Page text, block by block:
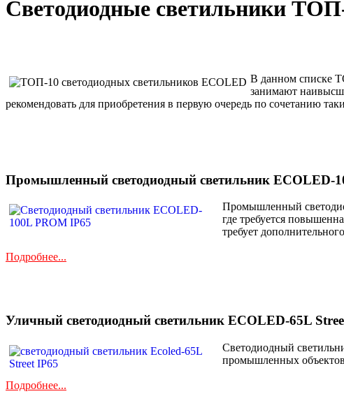
Светодиодные светильники
В данном списке
занимают
рекомендовать для приобретения в первую очередь по
Промышленный светодиодный светильник ECOLED-
Промышленный
где требуется
требует
Подробнее...
Уличный светодиодный светильник ECOLED-65L
Светодиодный
промышленных
Подробнее...